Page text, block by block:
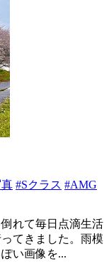
#Sクラス #AMG
れて毎日点滴生活
てきました。雨模
い画像を...